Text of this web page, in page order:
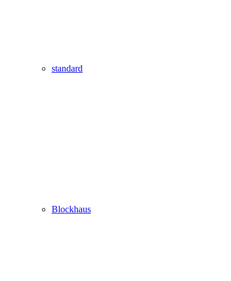
standard
Blockhaus